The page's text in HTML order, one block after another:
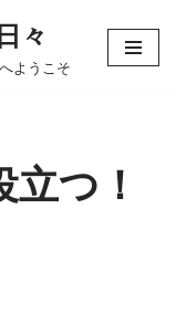
々
ようこそ
つ！